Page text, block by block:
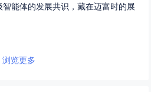
能体的发展共识，藏在迈富时的展
浏览更多